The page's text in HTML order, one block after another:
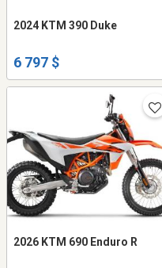
2024 KTM 390 Duke
6 797 $
2026 KTM 690 Enduro R